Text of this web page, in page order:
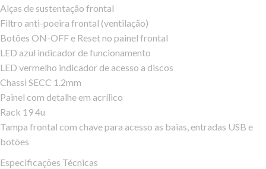
Alças de sustentação frontal
Filtro anti-poeira frontal (ventilação)
Botões ON-OFF e Reset no painel frontal
LED azul indicador de funcionamento
LED vermelho indicador de acesso a discos
Chassi SECC 1.2mm
Painel com detalhe em acrílico
Rack 19 4u
Tampa frontal com chave para acesso as baias, entradas USB e
botões
Especificações Técnicas